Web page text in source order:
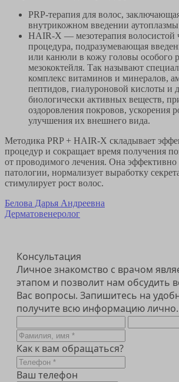
PRP-терапия для волос,
внутрикожном введении
HAIR-X — мезотерапия волосистой
процедура, подразумевающая
или канюли в кожу головы особого
мезококтейля. Так называют
комплекс витаминов и минералов,
пептидов, гиалуроновой кислоты и
биологически активных веществ,
оздоровления покровов, ускорения
улучшения их внешнего вида.
Методика PRP + HAIR-X складывает
процедур и сокращает время получения
от проводимого лечения. Она
патологии, нормализует выработку
стимулирует рост волос.
Белова Дарья Андреевна
Дерматовенеролог
Консультация
Личное знакомство с врачом
этапом и позволит нам обсудить
Вас вопросы. Запишитесь на
получите всю информацию лично.
Как к вам обращаться?
Ваш телефон